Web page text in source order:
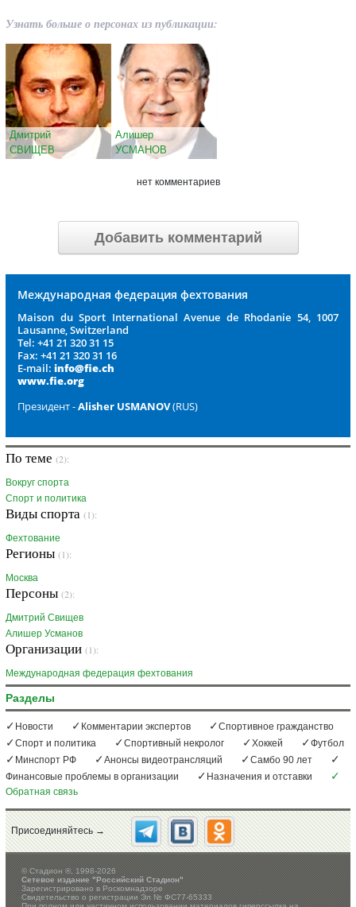
Узнать больше о персонах из публикации:
Дмитрий
СВИЩЕВ
Алишер
УСМАНОВ
нет комментариев
Добавить комментарий
Международная федерация фехтования
Maison du Sport International Avenue de Rhodanie 54, 1007
Lausanne, Switzerland
Tel: +41 21 320 31 15
Fax: +41 21 320 31 16
E-mail: info@fie.ch
www.fie.org
Президент -Alisher USMANOV(RUS)
По теме (2):
Вокруг спорта
Спорт и политика
Виды спорта (1):
Фехтование
Регионы (1):
Москва
Персоны (2):
Дмитрий Свищев
Алишер Усманов
Организации (1):
Международная федерация фехтования
Разделы
Новости Комментарии экспертов
Спортивное гражданство
Спорт и политика
Спортивный некролог Хоккей
Футбол
Минспорт РФ
Анонсы видеотрансляций
Самбо 90 лет
Финансовые проблемы в организации
Назначения и отставки
Обратная связь
Присоединяйтесь →
©Стадион ®, 1998-2026
Сетевое издание "Российский Стадион"
Зарегистрировано в Роскомнадзоре
Свидетельство о регистрации Эл № ФС77-65333